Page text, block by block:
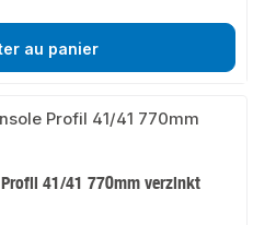
au panier
41/41 770mm verzinkt